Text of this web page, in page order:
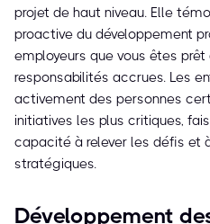
projet de haut niveau. Elle
proactive du développement
employeurs que vous êtes
responsabilités accrues. Les
activement des personnes
initiatives les plus critiques,
capacité à relever les défis et
stratégiques.
Développement